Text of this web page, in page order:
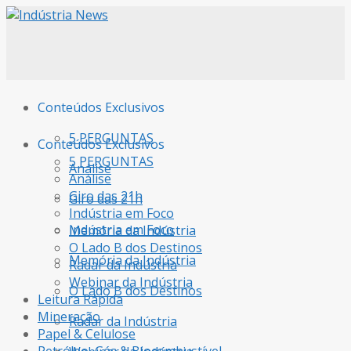
Conteúdos Exclusivos
5 PERGUNTAS
Análise
Giro das 21h
Indústria em Foco
Memória da Indústria
O Lado B dos Destinos
Radar da Indústria
Conteúdos Exclusivos
5 PERGUNTAS
Análise
Giro das 21h
Indústria em Foco
Memória da Indústria
O Lado B dos Destinos
Radar da Indústria
Webinar da Indústria
Leitura Rápida
Mineração
Papel & Celulose